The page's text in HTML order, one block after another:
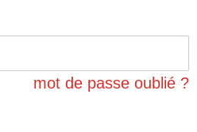
mot de passe oublié ?